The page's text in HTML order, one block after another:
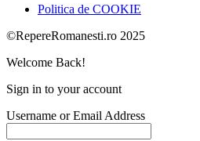
Politica de COOKIE
©RepereRomanesti.ro 2025
Welcome Back!
Sign in to your account
Username or Email Address